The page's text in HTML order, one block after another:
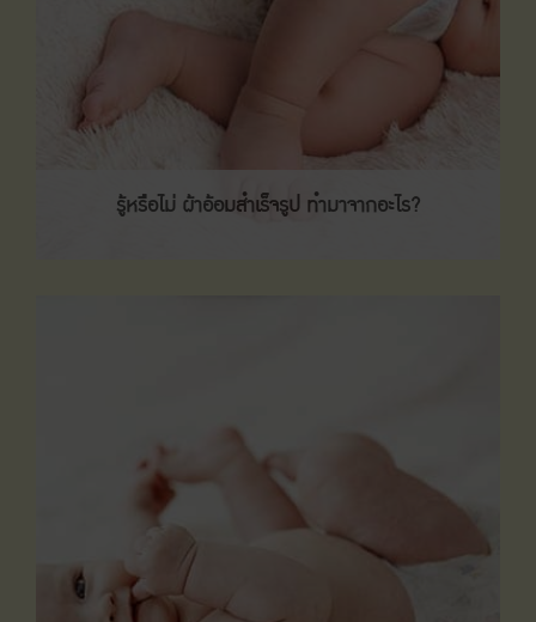
รู้หรือไม่ ผ้าอ้อมสำเร็จรูป ทำมาจากอะไร?